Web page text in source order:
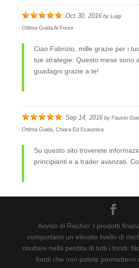
Oct 30, 2016by Luigi
Ottima Guida Al Forex
Ciao Fabrizio, mille grazie per i
tue strategie. Questo mese sono
guadagni grazie a te!
Sep 14, 2016by Fausto
Ottima Guida, Chiara Ed Esaustiva
Su questo sito troverete
principianti e a trader avanzati.
Avviso di Rischio: I prodotti
comportano un elevato livello di
risultare nella perdita di tutti i fondi.
fondi che non potete permettervi